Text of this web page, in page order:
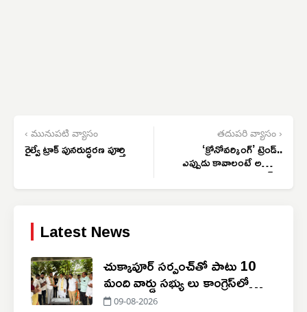
‹ మునుపటి వ్యాసం
రైల్వే ట్రాక్ పునరుద్ధరణ పూర్తి
తదుపరి వ్యాసం ›
‘క్రోనోవర్కింగ్’ ట్రెండ్..
ఎప్పుడు కావాలంటే అప్పుడు
వర్క్..
Latest News
చుక్కాపూర్‌ సర్పంచ్‌తో పాటు 10
మంది వార్డు సభ్యు లు కాంగ్రెస్‌లో
చేరిక
09-08-2026